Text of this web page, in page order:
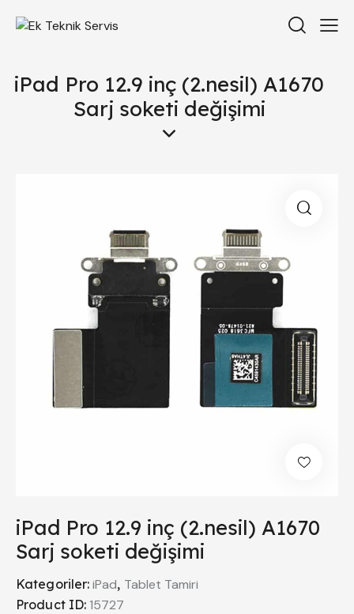
iPad Pro 12.9 inç (2.nesil) A1670
Sarj soketi değişimi
iPad Pro 12.9 inç (2.nesil) A1670
Sarj soketi değişimi
Kategoriler:iPad, Tablet Tamiri
Product ID: 15727